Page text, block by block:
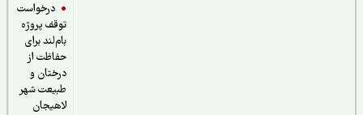
درخواست
توقف پروژه
بام‌لند برای
حفاظت از
درختان و
طبیعت شهر
لاهیجان